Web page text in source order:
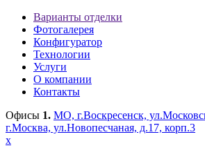
Варианты отделки
Фотогалерея
Конфигуратор
Технологии
Услуги
О компании
Контакты
Офисы 1. МО, г.Воскресенск,
г.Москва, ул.Новопесчаная, д.17, корп.3
x